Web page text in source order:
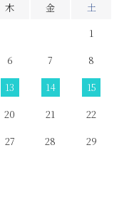
木 金
土
1
6 7
8
13 14
15
20 21
22
27 28
29